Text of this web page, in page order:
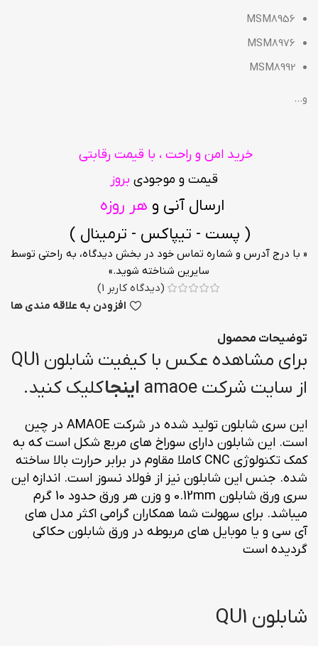
MSM8956
MSM8976
MSM8992
و…
خرید امن و راحت ، با قیمت رقابتی
قیمت و موجودی بروز
ارسال آنی و هر روزه
( پست - تیپاکس - ترمینال )
« با درج آدرس و شماره تماس خود در بخش دیدگاه، به راحتی توسط
سایرین شناخته شوید.»
(دیدگاه کاربر 1
)
افزودن به علاقه مندی ها
توضیحات محصول
برای مشاهده عکس با کیفیت شابلون QU1
از سایت شرکت amaoe
اینجاکلیک کنید.
این سری شابلون تولید شده در شرکت AMAOE در چین
است. این شابلون دارای سوراخ های مربع شکل است که به
کمک تکنولوژی CNC کاملا مقاوم در برابر حرارت بالا ساخته
شده. جنس این شابلون نیز از فولاد نسوز است. اندازه این
سری ورق شابلون 0.12mm و وزن هر ورق حدود 10 گرم
میباشد. برای سهولت شما همکاران گرامی اکثر مدل های
آی سی و یا موبایل های مربوطه در ورق شابلون حکاکی
گردیده است
شابلون QU1